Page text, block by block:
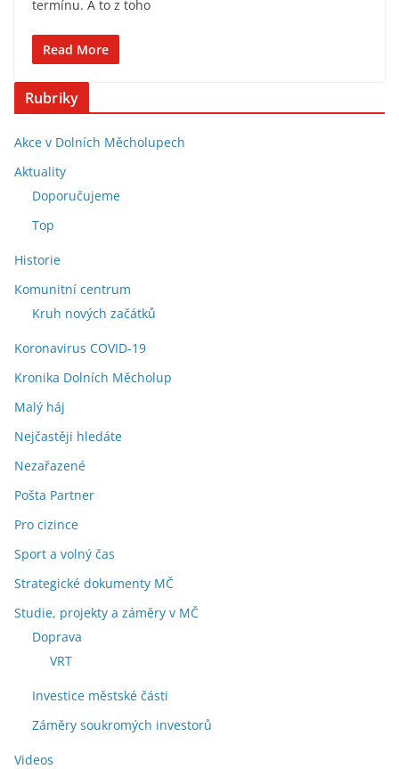
termínu. A to z toho
Read More
Rubriky
Akce v Dolních Měcholupech
Aktuality
Doporučujeme
Top
Historie
Komunitní centrum
Kruh nových začátků
Koronavirus COVID-19
Kronika Dolních Měcholup
Malý háj
Nejčastěji hledáte
Nezařazené
Pošta Partner
Pro cizince
Sport a volný čas
Strategické dokumenty MČ
Studie, projekty a záměry v MČ
Doprava
VRT
Investice městské části
Záměry soukromých investorů
Videos